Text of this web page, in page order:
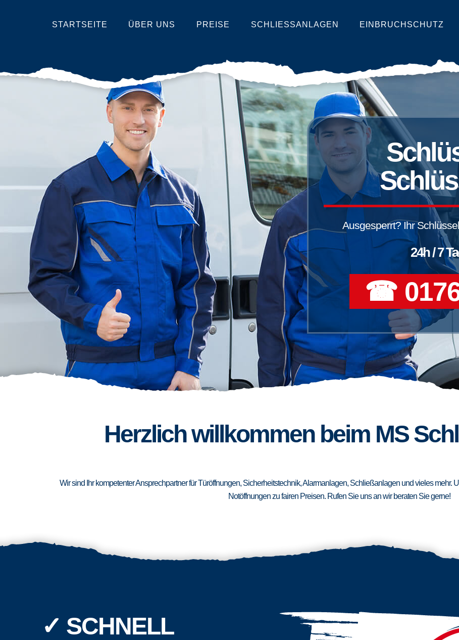
STARTSEITE ÜBER UNS PREISE SCHLIESSANLAGEN EINBRUCHSCHUTZ
Ausgesperrt? Ihr
24h / 7
☎ 0176
Herzlich willkommen beim MS
Wir sind Ihr kompetenter Ansprechpartner für Türöffnungen, Sicherheitstechnik, Alarmanlagen, Schließanlagen und vieles mehr.
Notöffnungen zu fairen Preisen. Rufen Sie uns an wir beraten Sie gerne!
✓ SCHNELL